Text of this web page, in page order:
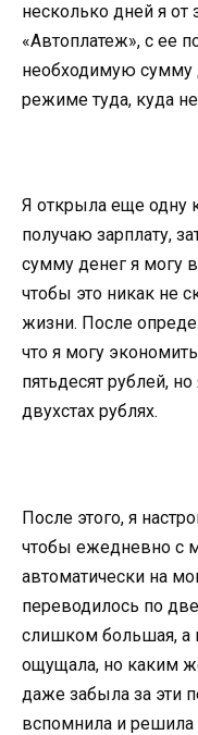
несколько дней я
«Автоплатеж», с ее
необходимую сумму
режиме туда, куда
Я открыла еще одну
получаю зарплату,
сумму денег я могу
чтобы это никак не
жизни. После
что я могу
пятьдесят рублей,
двухстах рублях.
После этого, я
чтобы ежедневно с
автоматически на
переводилось по
слишком большая, а
ощущала, но каким
даже забыла за эти
вспомнила и решила